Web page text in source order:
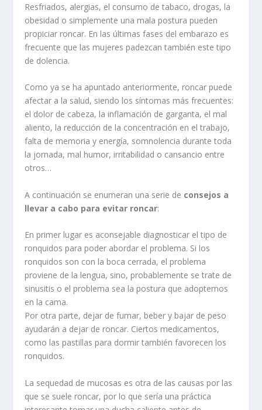
Resfriados, alergias, el consumo de tabaco, drogas, la
obesidad o simplemente una mala postura pueden
propiciar roncar. En las últimas fases del embarazo es
frecuente que las mujeres padezcan también este tipo
de dolencia.
Como ya se ha apuntado anteriormente, roncar puede
afectar a la salud, siendo los síntomas más frecuentes:
el dolor de cabeza, la inflamación de garganta, el mal
aliento, la reducción de la concentración en el trabajo,
falta de memoria y energía, somnolencia durante toda
la jornada, mal humor, irritabilidad o cansancio entre
otros…
A continuación se enumeran una serie de consejos a
llevar a cabo para evitar roncar:
En primer lugar es aconsejable diagnosticar el tipo de
ronquidos para poder abordar el problema. Si los
ronquidos son con la boca cerrada, el problema
proviene de la lengua, sino, probablemente se trate de
sinusitis o el problema sea la postura que adoptemos
en la cama.
Por otra parte, dejar de fumar, beber y bajar de peso
ayudarán a dejar de roncar. Ciertos medicamentos,
como las pastillas para dormir también favorecen los
ronquidos.
La sequedad de mucosas es otra de las causas por las
que se suele roncar, por lo que sería una práctica